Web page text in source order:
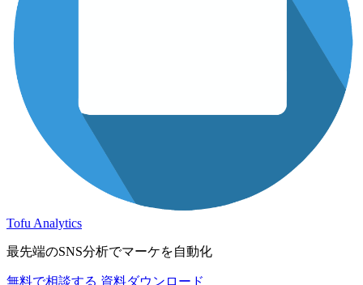
Tofu Analytics
最先端のSNS分析でマーケを自動化
無料で相談する 資料ダウンロード